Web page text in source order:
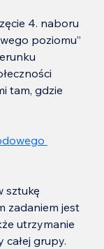
4. naboru
poziomu”
tam, gdzie
sztukę
zadaniem jest
utrzymanie
grupy.